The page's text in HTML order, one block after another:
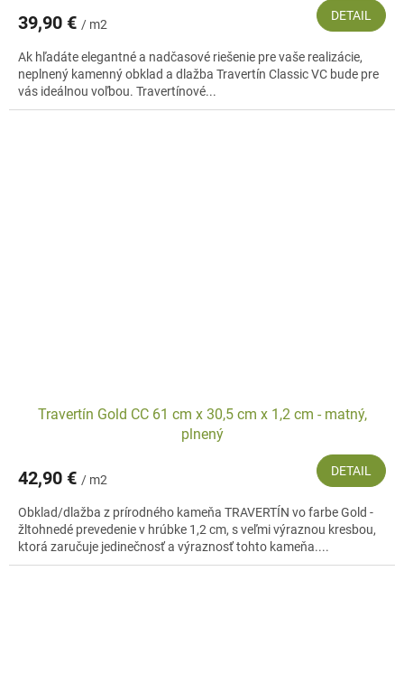
39,90 € / m2
DETAIL
Ak hľadáte elegantné a nadčasové riešenie pre vaše realizácie,
neplnený kamenný obklad a dlažba Travertín Classic VC bude pre
vás ideálnou voľbou. Travertínové...
Travertín Gold CC 61 cm x 30,5 cm x 1,2 cm - matný,
plnený
42,90 € / m2
DETAIL
Obklad/dlažba z prírodného kameňa TRAVERTÍN vo farbe Gold -
žltohnedé prevedenie v hrúbke 1,2 cm, s veľmi výraznou kresbou,
ktorá zaručuje jedinečnosť a výraznosť tohto kameňa....